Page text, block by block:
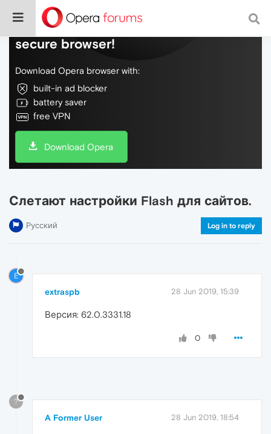
Do more on the web, with a fast and
secure browser!
Download Opera browser with:
built-in ad blocker
battery saver
free VPN
Download Opera
Слетают настройки Flash для сайтов.
Русский Log in to reply
E
extraspb 28 Jun 2019, 15:39
Версия: 62.0.3331.18
0
?
A Former User 28 Jun 2019, 18:54